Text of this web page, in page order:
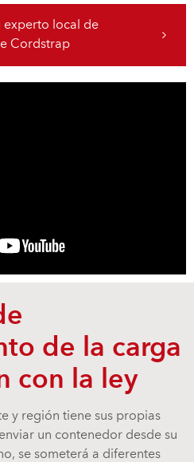
experto local de
Cordstrap
de la carga
con la ley
y región tiene sus propias
un contenedor desde su
se someterá a diferentes